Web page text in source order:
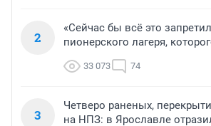
2
«Сейчас бы всё это
пионерского лагеря,
33 073 74
3
Четверо раненых,
на НПЗ: в Ярославле